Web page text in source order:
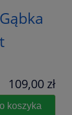
109,00 zł
koszyka